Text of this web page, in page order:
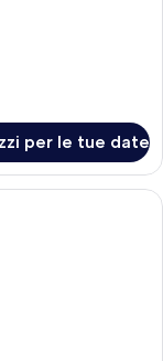
per le tue date
d'albergo con un letto,